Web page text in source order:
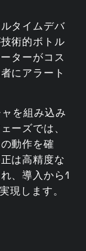
タイムデバ
術的ボトル
ターがコス
にアラート
を組み込み
ーズでは、
動作を確
は高精度な
、導入から1
現します。